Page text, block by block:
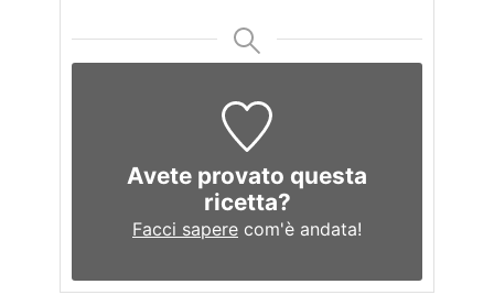
Avete provato questa
ricetta?
Facci sapere com'è andata!